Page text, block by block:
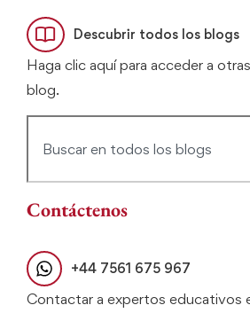
Descubrir todos los blogs
Haga clic aquí para acceder a
blog.
Contáctenos
+44 7561 675 967
Contactar a expertos educativos